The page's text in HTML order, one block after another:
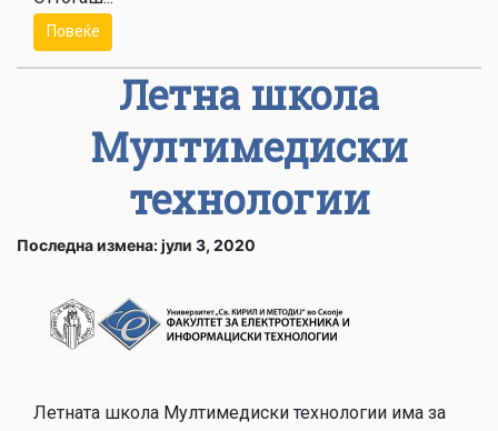
Повеќе
Летна школа
Мултимедиски
технологии
Последна измена: јули 3, 2020
Летната школа Мултимедиски технологии има за